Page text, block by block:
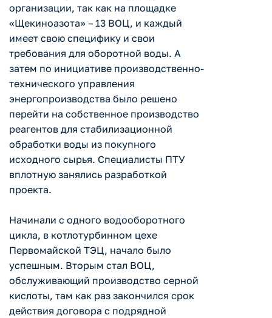
организации, так как на площадке
«Щекиноазота» – 13 ВОЦ, и каждый
имеет свою специфику и свои
требования для оборотной воды. А
затем по инициативе производственно-
технического управления
энергопроизводства было решено
перейти на собственное производство
реагентов для стабилизационной
обработки воды из покупного
исходного сырья. Специалисты ПТУ
вплотную занялись разработкой
проекта.
Начинали с одного водооборотного
цикла, в котлотурбинном цехе
Первомайской ТЭЦ, начало было
успешным. Вторым стал ВОЦ,
обслуживающий производство серной
кислоты, там как раз закончился срок
действия договора с подрядной